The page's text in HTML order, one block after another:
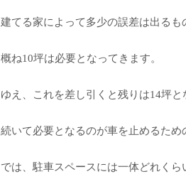
建てる家によって多少の誤差は出るも
概ね10坪は必要となってきます。
ゆえ、これを差し引くと残りは14坪と
続いて必要となるのが車を止めるため
では、駐車スペースには一体どれくら